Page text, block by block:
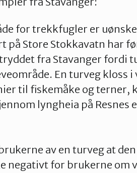
for trekkfugler er
på Store Stokkavatn har
fra Stavanger fordi
En turveg kloss i
til fiskemåke og terner,
lyngheia på Resnes
av en turveg at
negativt for brukerne om